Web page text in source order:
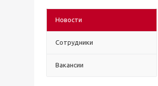
Новости
Сотрудники
Вакансии